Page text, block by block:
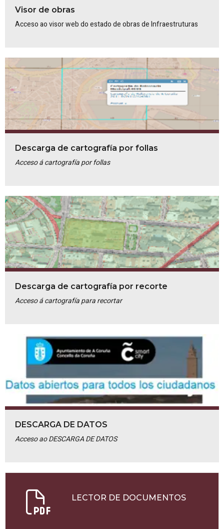
Visor de obras
Acceso ao visor web do estado de obras de Infraestruturas
Descarga de cartografía por follas
Acceso á cartografía por follas
Descarga de cartografía por recorte
Acceso á cartografía para recortar
DESCARGA DE DATOS
Acceso ao DESCARGA DE DATOS
LECTOR DE DOCUMENTOS